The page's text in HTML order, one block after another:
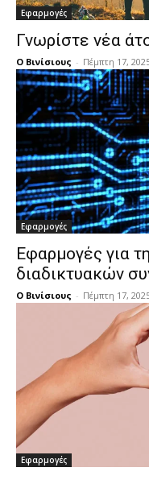
Εφαρμογές
Γνωρίστε νέα
Ο Βινίσιους - Πέμπτη 17,
Εφαρμογές
Εφαρμογές για
διαδικτυακών
Ο Βινίσιους - Πέμπτη 17,
Εφαρμογές